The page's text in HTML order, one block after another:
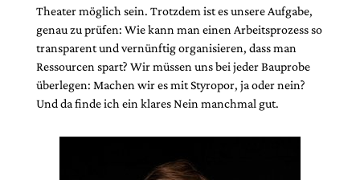
Theater möglich sein. Trotzdem ist es unsere Aufgabe,
genau zu prüfen: Wie kann man einen Arbeitsprozess so
transparent und vernünftig organisieren, dass man
Ressourcen spart? Wir müssen uns bei jeder Bauprobe
überlegen: Machen wir es mit Styropor, ja oder nein?
Und da finde ich ein klares Nein manchmal gut.